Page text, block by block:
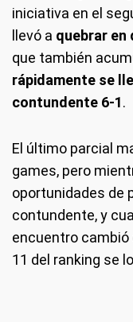
iniciativa en el
llevó a quebrar en
que también
rápidamente se
contundente 6-1.
El último parcial
games, pero
oportunidades de
contundente, y
encuentro cambió
11 del ranking se